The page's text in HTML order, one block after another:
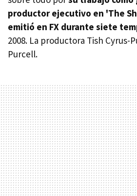
productor ejecutivo en 'The
emitió en FX durante siete
2008. La productora Tish Cyrus-
Purcell.